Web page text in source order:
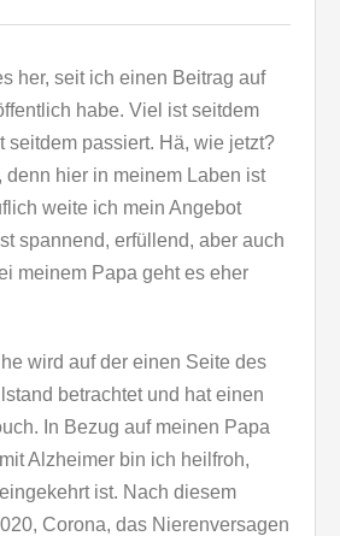
her, seit ich einen Beitrag auf
habe. Viel ist seitdem
seitdem passiert. Hä, wie jetzt?
denn hier in meinem Laben ist
weite ich mein Angebot
spannend, erfüllend, aber auch
meinem Papa geht es eher
wird auf der einen Seite des
betrachtet und hat einen
In Bezug auf meinen Papa
Alzheimer bin ich heilfroh,
ist. Nach diesem
Corona, das Nierenversagen